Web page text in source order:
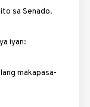
sa Senado.
iyan:
makapasa-